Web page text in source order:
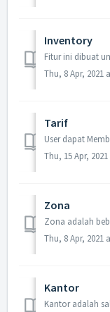
Inventory
Thu, 8 Apr, 2021
Tarif
Thu, 15 Apr,
Zona
Thu, 8 Apr, 2021
Kantor